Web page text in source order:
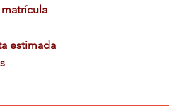
estimada